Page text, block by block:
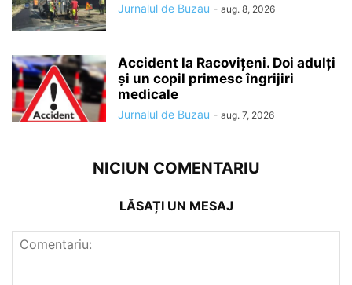
Jurnalul de Buzau - aug. 8, 2026
Accident la Racovițeni. Doi adulți
și un copil primesc îngrijiri
medicale
Jurnalul de Buzau - aug. 7, 2026
NICIUN COMENTARIU
LĂSAȚI UN MESAJ